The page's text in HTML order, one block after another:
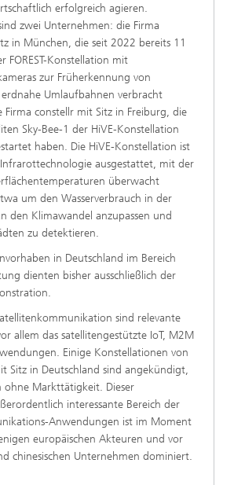
erfolgreich agieren.
zwei Unternehmen: die Firma
in München, die seit 2022 bereits 11
FOREST-Konstellation mit
zur Früherkennung von
Umlaufbahnen verbracht
Firma constellr mit Sitz in Freiburg, die
Sky-Bee-1 der HiVE-Konstellation
haben. Die HiVE-Konstellation ist
ausgestattet, mit der
überwacht
um den Wasserverbrauch in der
den Klimawandel anzupassen und
zu detektieren.
in Deutschland im Bereich
dienten bisher ausschließlich der
sind relevante
allem das satellitengestützte IoT, M2M
Einige Konstellationen von
Sitz in Deutschland sind angekündigt,
ohne Markttätigkeit. Dieser
interessante Bereich der
Anwendungen ist im Moment
europäischen Akteuren und vor
chinesischen Unternehmen dominiert.